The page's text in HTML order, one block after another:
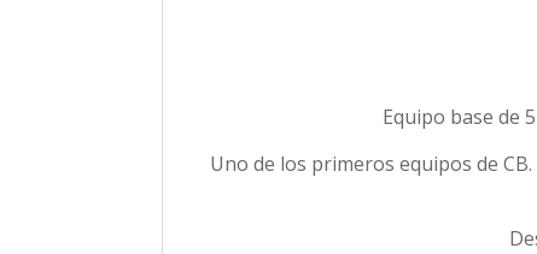
Equipo base de
Uno de los primeros equipos de